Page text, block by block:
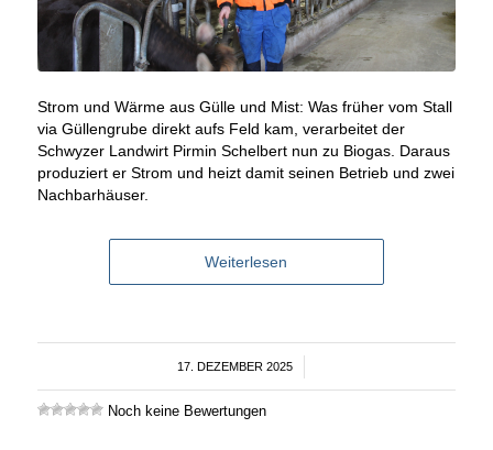
Strom und Wärme aus Gülle und Mist: Was früher vom Stall
via Güllengrube direkt aufs Feld kam, verarbeitet der
Schwyzer Landwirt Pirmin Schelbert nun zu Biogas. Daraus
produziert er Strom und heizt damit seinen Betrieb und zwei
Nachbarhäuser.
Weiterlesen
17. DEZEMBER 2025
/
Noch keine Bewertungen